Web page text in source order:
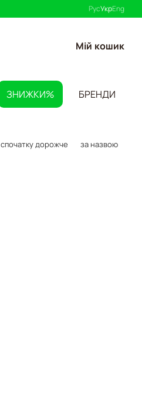
РусУкрEng
Мій кошик
ЗНИЖКИ% БРЕНДИ
спочатку дорожче за назвою